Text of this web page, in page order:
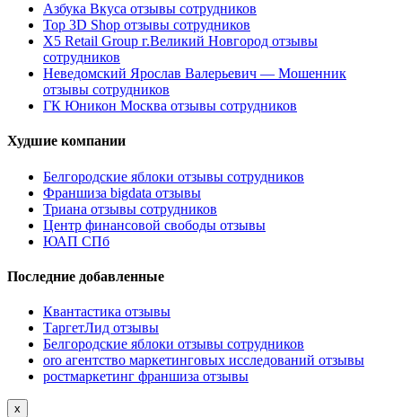
Азбука Вкуса отзывы сотрудников
Top 3D Shop отзывы сотрудников
X5 Retail Group г.Великий Новгород отзывы
сотрудников
Неведомский Ярослав Валерьевич — Мошенник
отзывы сотрудников
ГК Юникон Москва отзывы сотрудников
Худшие компании
Белгородские яблоки отзывы сотрудников
Франшиза bigdata отзывы
Триана отзывы сотрудников
Центр финансовой свободы отзывы
ЮАП СПб
Последние добавленные
Квантастика отзывы
ТаргетЛид отзывы
Белгородские яблоки отзывы сотрудников
oro агентство маркетинговых исследований отзывы
ростмаркетинг франшиза отзывы
x